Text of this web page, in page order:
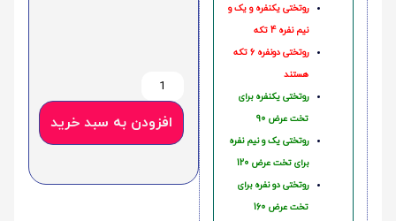
روتختی یکنفره و یک و
نیم نفره 4 تکه
روتختی دونفره 6 تکه
هستند
روتختی یکنفره برای
تخت عرض 90
روتختی یک و نیم نفره
برای تخت عرض 120
روتختی دو نفره برای
تخت عرض 160
افزودن به سبد خرید